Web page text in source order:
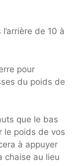
de 10 à
pour
du poids de
que le bas
le poids de vos
à appuyer
chaise au lieu